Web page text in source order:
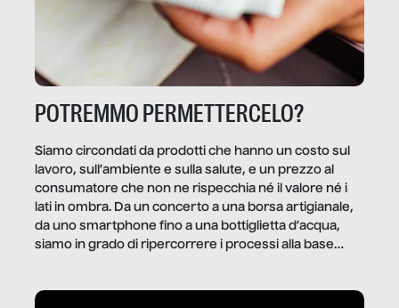
POTREMMO PERMETTERCELO?
Siamo circondati da prodotti che hanno un costo sul
lavoro, sull’ambiente e sulla salute, e un prezzo al
consumatore che non ne rispecchia né il valore né i
lati in ombra. Da un concerto a una borsa artigianale,
da uno smartphone fino a una bottiglietta d’acqua,
siamo in grado di ripercorrere i processi alla base
dietro gli oggetti e i servizi che fanno la nostra vita